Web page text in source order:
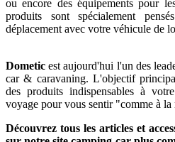
ou encore des équipements pour
produits sont spécialement
déplacement avec votre véhicule de
Dometic est aujourd'hui l'un des
car & caravaning. L'objectif
des produits indispensables à
voyage pour vous sentir "comme à la
Découvrez tous les articles et